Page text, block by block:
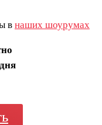
в наших шоурумах